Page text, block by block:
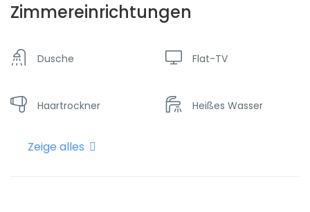
Zimmereinrichtungen
Dusche Flat-TV
Haartrockner Heißes Wasser
Heizung
Zeige alles